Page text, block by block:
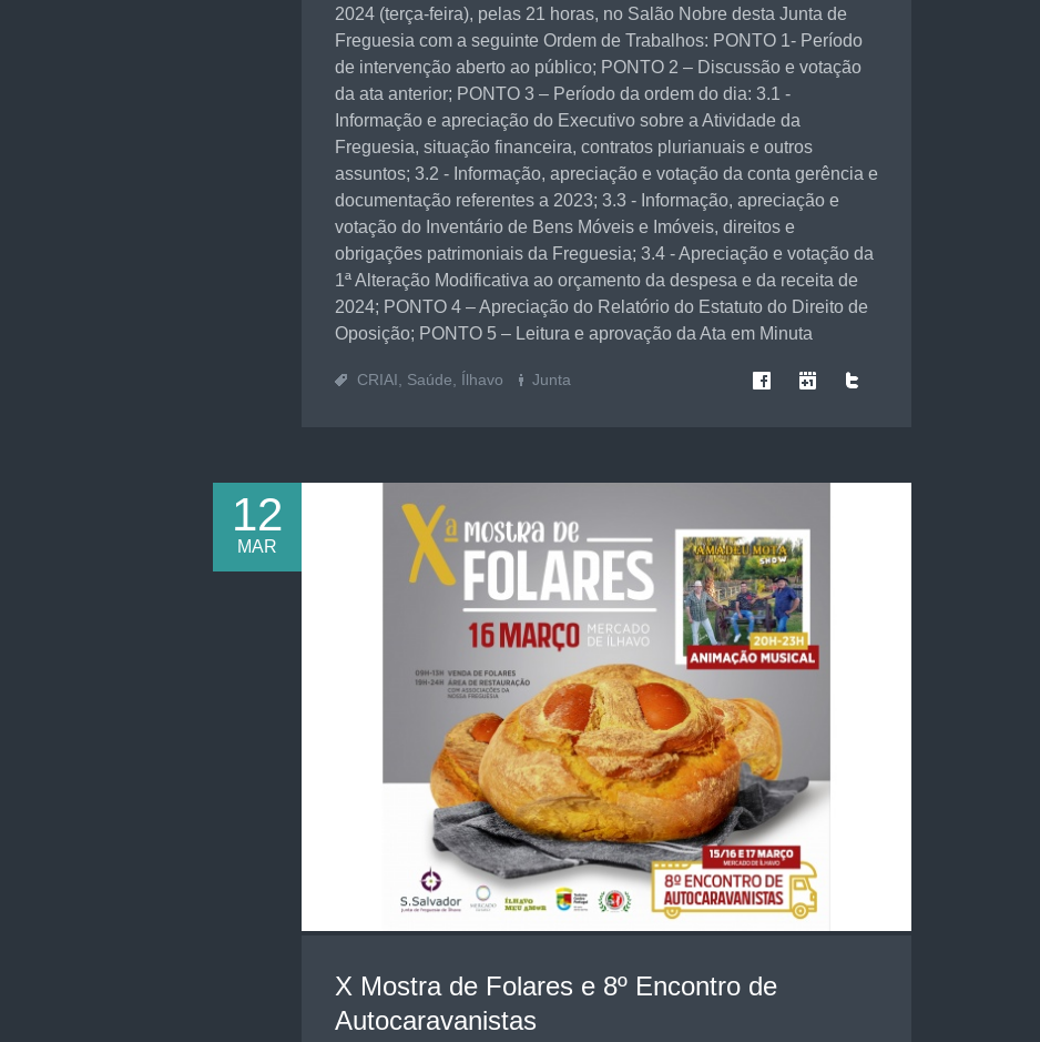
2024 (terça-feira), pelas 21 horas, no Salão Nobre desta Junta de
Freguesia com a seguinte Ordem de Trabalhos: PONTO 1- Período
de intervenção aberto ao público; PONTO 2 – Discussão e votação
da ata anterior; PONTO 3 – Período da ordem do dia: 3.1 -
Informação e apreciação do Executivo sobre a Atividade da
Freguesia, situação financeira, contratos plurianuais e outros
assuntos; 3.2 - Informação, apreciação e votação da conta gerência e
documentação referentes a 2023; 3.3 - Informação, apreciação e
votação do Inventário de Bens Móveis e Imóveis, direitos e
obrigações patrimoniais da Freguesia; 3.4 - Apreciação e votação da
1ª Alteração Modificativa ao orçamento da despesa e da receita de
2024; PONTO 4 – Apreciação do Relatório do Estatuto do Direito de
Oposição; PONTO 5 – Leitura e aprovação da Ata em Minuta
CRIAI Saúde Ílhavo Junta
12
MAR
X Mostra de Folares e 8º Encontro de
Autocaravanistas